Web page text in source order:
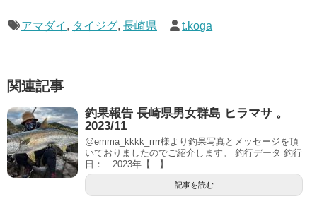
アマダイ , タイジグ, 長崎県 t.koga
関連記事
釣果報告 長崎県男女群島 ヒラマサ 。
2023/11
@emma_kkkk_rrrr様より釣果写真とメッセージを頂
いておりましたのでご紹介します。 釣行データ 釣行
日： 2023年【...】
記事を読む